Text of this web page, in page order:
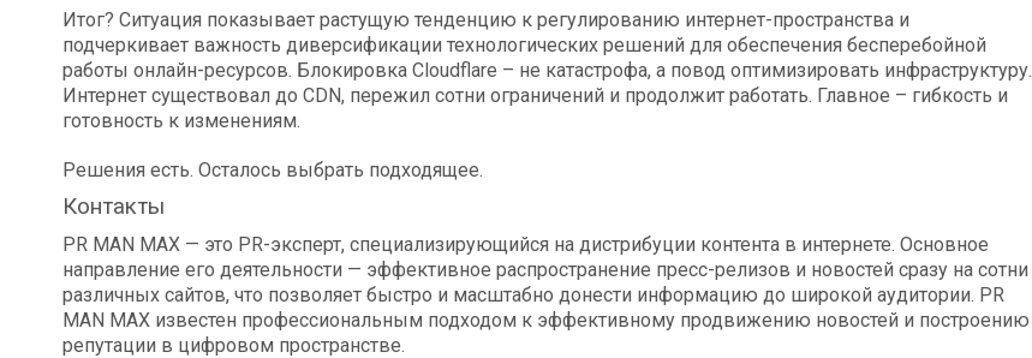
Итог? Ситуация показывает растущую тенденцию к регулированию интернет-пространства и
подчеркивает важность диверсификации технологических решений для обеспечения бесперебойной
работы онлайн-ресурсов. Блокировка Cloudflare – не катастрофа, а повод оптимизировать инфраструктуру.
Интернет существовал до CDN, пережил сотни ограничений и продолжит работать. Главное – гибкость и
готовность к изменениям.
Решения есть. Осталось выбрать подходящее.
Контакты
PR MAN MAX — это PR-эксперт, специализирующийся на дистрибуции контента в интернете. Основное
направление его деятельности — эффективное распространение пресс-релизов и новостей сразу на сотни
различных сайтов, что позволяет быстро и масштабно донести информацию до широкой аудитории. PR
MAN MAX известен профессиональным подходом к эффективному продвижению новостей и построению
репутации в цифровом пространстве.